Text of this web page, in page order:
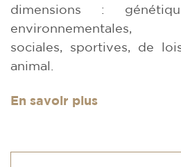
dimensions :
environnementales,
sociales, sportives, de
animal.
En savoir plus